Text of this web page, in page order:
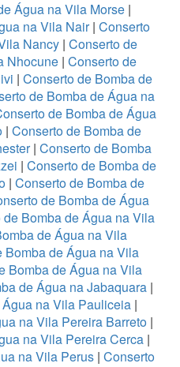
Água na Vila Morse |
na Vila Nair| Conserto
Nancy | Conserto de
Nhocune| Conserto de
| Conserto de Bomba de
de Bomba de Água na
de Bomba de Água
| Conserto de Bomba de
| Conserto de Bomba
| Conserto de Bomba de
| Conserto de Bomba de
de Bomba de Água
Bomba de Água na Vila
de Água na Vila
Bomba de Água na Vila
Bomba de Água na Vila
de Água na Jabaquara |
na Vila Pauliceia|
na Vila Pereira Barreto |
na Vila Pereira Cerca|
na Vila Perus| Conserto